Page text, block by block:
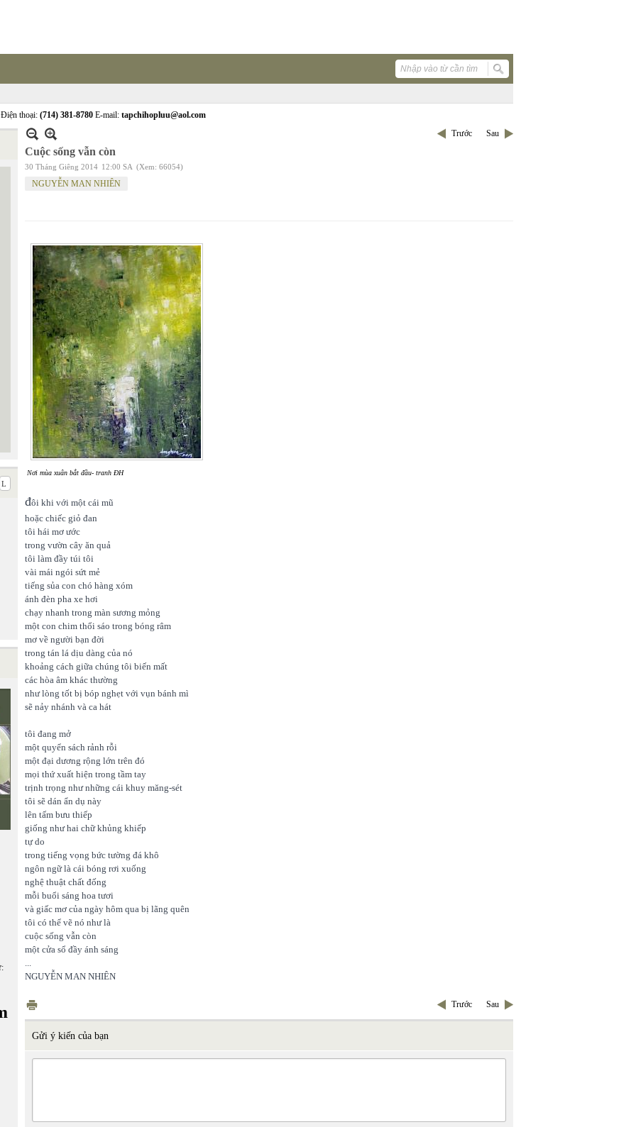
thoại: (714) 381-8780 E-mail: tapchihopluu@aol.com
Trước Sau
Cuộc sống vẫn còn
30 Tháng Giêng 2014 12:00 SA (Xem: 66054)
NGUYỄN MAN NHIÊN
Nơi mùa xuân bắt đầu- tranh ĐH
đôi khi với một cái mũ
hoặc chiếc giỏ đan
tôi hái mơ ước
trong vườn cây ăn quả
tôi làm đầy túi tôi
vài mái ngói sứt mẻ
tiếng sủa con chó hàng xóm
ánh đèn pha xe hơi
chạy nhanh trong màn sương mỏng
một con chim thổi sáo trong bóng râm
mơ về người bạn đời
trong tán lá dịu dàng của nó
khoảng cách giữa chúng tôi biến mất
các hòa âm khác thường
như lòng tốt bị bóp nghẹt với vụn bánh mì
sẽ nảy nhánh và ca hát
tôi đang mở
một quyển sách rảnh rỗi
một đại dương rộng lớn trên đó
mọi thứ xuất hiện trong tầm tay
trịnh trọng như những cái khuy măng-sét
tôi sẽ dán ẩn dụ này
lên tấm bưu thiếp
giống như hai chữ khủng khiếp
tự do
trong tiếng vọng bức tường đá khô
ngôn ngữ là cái bóng rơi xuống
nghệ thuật chất đống
mỗi buổi sáng hoa tươi
và giấc mơ của ngày hôm qua bị lãng quên
tôi có thể vẽ nó như là
cuộc sống vẫn còn
một cửa sổ đầy ánh sáng
...
NGUYỄN MAN NHIÊN
Trước Sau
Gửi ý kiến của bạn